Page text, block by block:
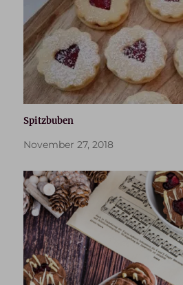
Spitzbuben
November 27, 2018